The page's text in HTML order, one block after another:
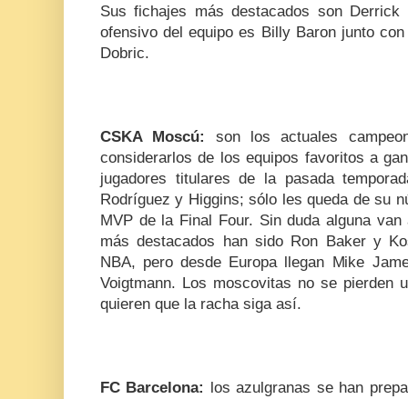
Sus fichajes más destacados son
ofensivo del equipo es Billy Baron junto
Dobric.
CSKA Moscú: son los actuales
considerarlos de los equipos favoritos a
jugadores titulares de la pasada
Rodríguez y Higgins; sólo les queda de su
MVP de la Final Four. Sin duda alguna
más destacados han sido Ron Baker y
NBA, pero desde Europa llegan Mike
Voigtmann. Los moscovitas no se pierden
quieren que la racha siga así.
FC Barcelona: los azulgranas se han